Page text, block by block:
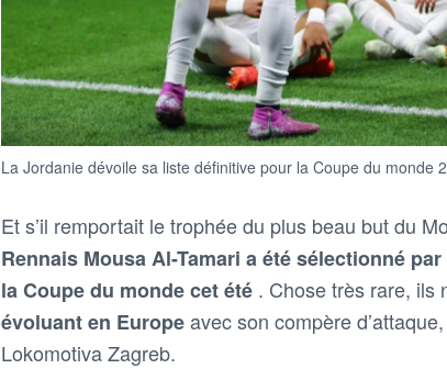
La Jordanie dévoile sa liste définitive pour la Coupe du monde
Et s’il remportait le trophée du plus beau but du
Rennais Mousa Al-Tamari a été sélectionné
la Coupe du monde cet été . Chose très rare, ils
évoluant en Europeavec son compère
Lokomotiva Zagreb.